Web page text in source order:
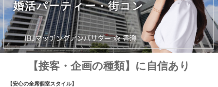
婚活パーティー・街コン
【接客・企画の種類】に自信あり
【安心の全席個室スタイル】